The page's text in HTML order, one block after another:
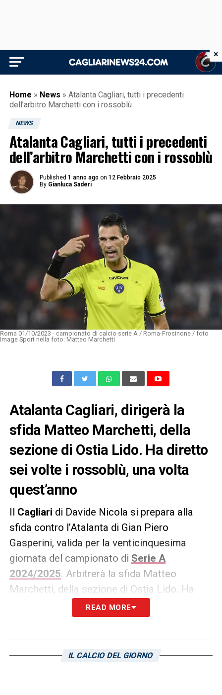
Home » News » Atalanta Cagliari, tutti i precedenti
dell’arbitro Marchetti con i rossoblù
NEWS
Atalanta Cagliari, tutti i precedenti
dell’arbitro Marchetti con i rossoblù
Published 1 anno ago on 12 Febbraio 2025
By Gianluca Saderi
Roma 01/10/2023 - campionato di calcio serie A / Roma-Frosinone / foto
Image Sport nella foto: Matteo Marchetti
Atalanta Cagliari, dirigerà la
sfida Matteo Marchetti, della
sezione di Ostia Lido. Ha diretto
sei volte i rossoblù, una volta
quest’anno
Il Cagliari di Davide Nicola si prepara alla
sfida contro l’Atalanta di Gian Piero
Gasperini, valida per la venticinquesima
giornata del campionato di Serie A
2024/2025. Arbitrerà la sfida Matteo
Marchetti, della sezione di Ostia Lido. Ha
diretto sei volte il Cagliari, una volta
quest’anno nella sfida di ritorno contro il
pareggi e una sconfitta), una in Serie B
READ MORE
IL CALCIO DEL GIORNO
×